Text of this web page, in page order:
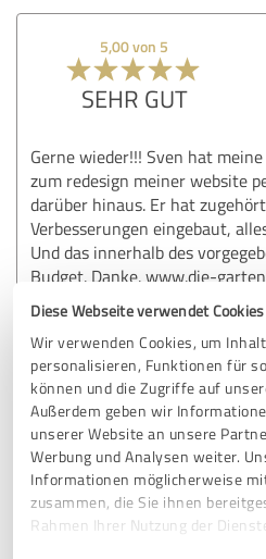
Diese Webseite verwendet Cookies
Wir verwenden Cookies, um
personalisieren, Funktionen für
können und die Zugriffe auf
Außerdem geben wir
unserer Website an unsere
Werbung und Analysen weiter.
Informationen möglicherweise
zusammen, die Sie ihnen
Rahmen Ihrer Nutzung der
5,00 von 5
SEHR GUT
Gerne wieder!!! Sven hat
zum redesign meiner website
darüber hinaus. Er hat
Verbesserungen eingebaut,
Und das innerhalb des
Budget. Danke. www.die-
Erfahrungsbericht & Bewertung
Sven Müller
28.03.2025 Anonym
5,00 von 5